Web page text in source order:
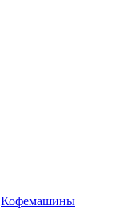
Кофемашины